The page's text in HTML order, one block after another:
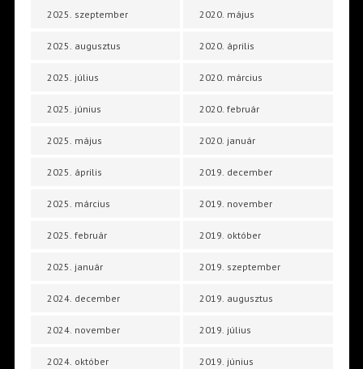
2025. szeptember
2025. augusztus
2025. július
2025. június
2025. május
2025. április
2025. március
2025. február
2025. január
2024. december
2024. november
2024. október
2020. május
2020. április
2020. március
2020. február
2020. január
2019. december
2019. november
2019. október
2019. szeptember
2019. augusztus
2019. július
2019. június